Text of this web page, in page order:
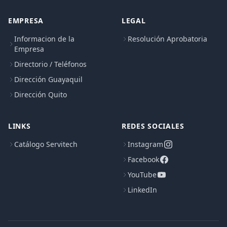
EMPRESA
Informacion de la
Empresa
Directorio / Teléfonos
Dirección Guayaquil
Dirección Quito
LEGAL
Resolución Aprobatoria
LINKS
Catálogo Servitech
REDES SOCIALES
Instagram
Facebook
YouTube
LinkedIn